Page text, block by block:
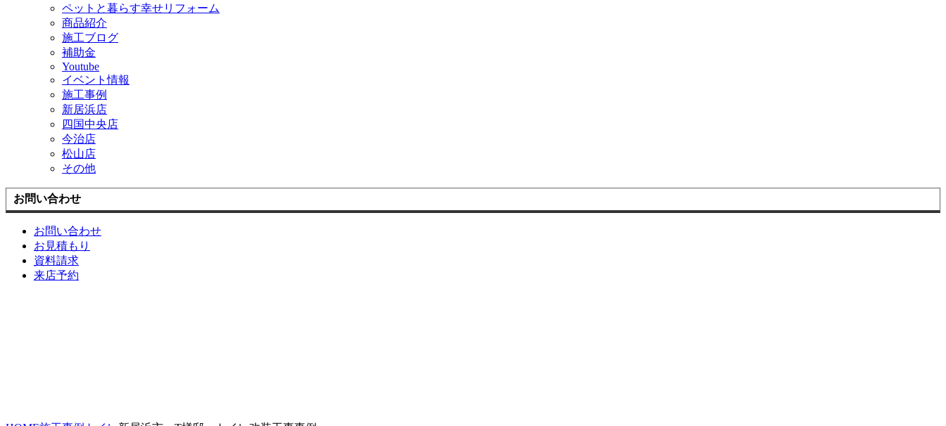
ペットと暮らす幸せリフォーム
商品紹介
施工ブログ
補助金
Youtube
イベント情報
施工事例
新居浜店
四国中央店
今治店
松山店
その他
お問い合わせ
お問い合わせ
お見積もり
資料請求
来店予約